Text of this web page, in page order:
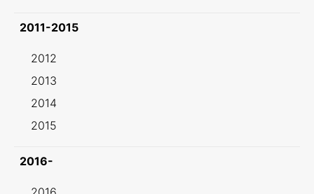
2011-2015
2012
2013
2014
2015
2016-